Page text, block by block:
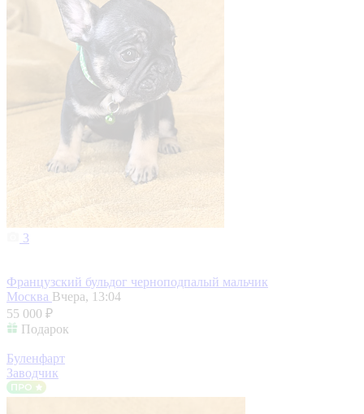
3
Французский бульдог черноподпалый мальчик
Москва Вчера, 13:04
55 000 ₽
Подарок
Буленфарт
Заводчик